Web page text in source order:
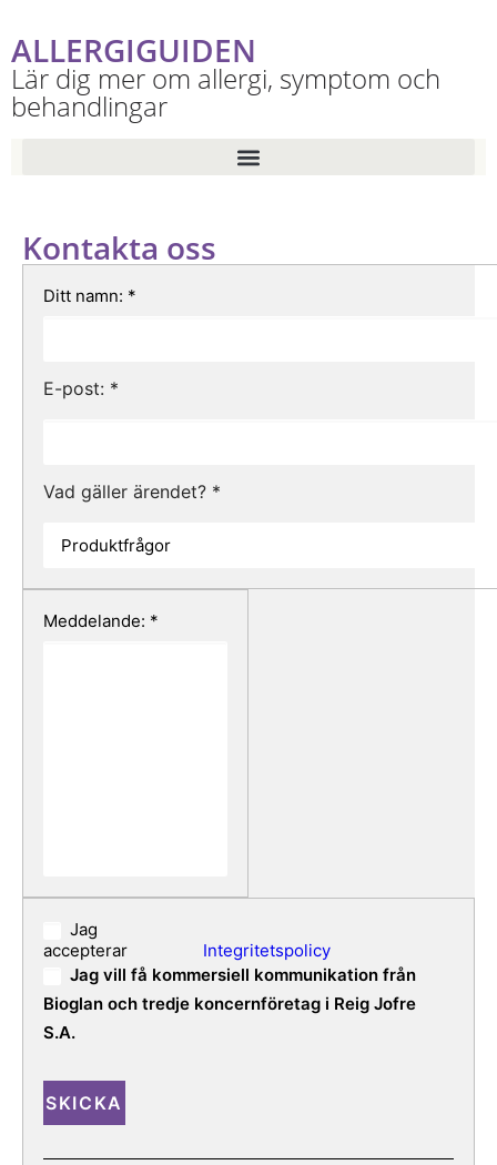
ALLERGIGUIDEN
Lär dig mer om allergi, symptom och
behandlingar
Kontakta oss
Ditt namn: *
E-post: *
Vad gäller ärendet? *
Meddelande: *
Jag
accepterar
Integritetspolicy
Jag vill få kommersiell kommunikation från
Bioglan och tredje koncernföretag i Reig Jofre
S.A.